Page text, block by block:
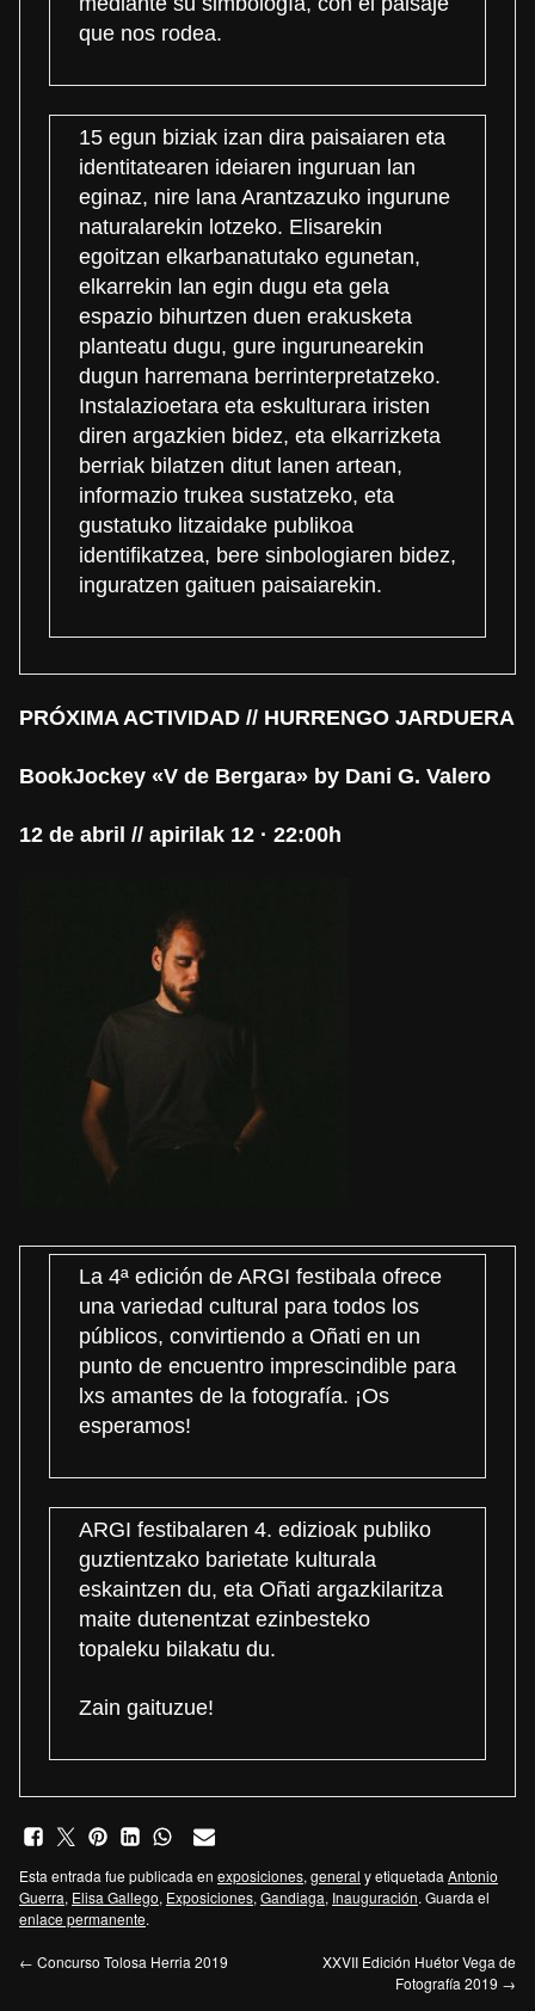
que nos rodea.
15 egun biziak izan dira paisaiaren eta
identitatearen ideiaren inguruan lan
eginaz, nire lana Arantzazuko ingurune
naturalarekin lotzeko. Elisarekin
egoitzan elkarbanatutako egunetan,
elkarrekin lan egin dugu eta gela
espazio bihurtzen duen erakusketa
planteatu dugu, gure ingurunearekin
dugun harremana berrinterpretatzeko.
Instalazioetara eta eskulturara iristen
diren argazkien bidez, eta elkarrizketa
berriak bilatzen ditut lanen artean,
informazio trukea sustatzeko, eta
gustatuko litzaidake publikoa
identifikatzea, bere sinbologiaren bidez,
inguratzen gaituen paisaiarekin.
PRÓXIMA ACTIVIDAD // HURRENGO JARDUERA
BookJockey «V de Bergara» by Dani G. Valero
12 de abril // apirilak 12 · 22:00h
La 4ª edición de ARGI festibala ofrece
una variedad cultural para todos los
públicos, convirtiendo a Oñati en un
punto de encuentro imprescindible para
lxs amantes de la fotografía. ¡Os
esperamos!
ARGI festibalaren 4. edizioak publiko
guztientzako barietate kulturala
eskaintzen du, eta Oñati argazkilaritza
maite dutenentzat ezinbesteko
topaleku bilakatu du.
Zain gaituzue!
Esta entrada fue publicada en exposiciones, general y etiquetada Antonio
Guerra, Elisa Gallego, Exposiciones, Gandiaga, Inauguración. Guarda el
enlace permanente.
← Concurso Tolosa Herria 2019
XXVII Edición Huétor Vega de
Fotografía 2019 →